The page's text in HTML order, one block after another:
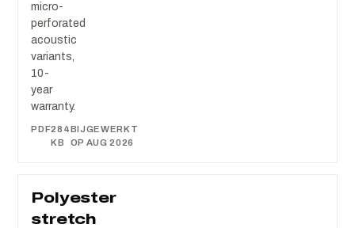
micro-
perforated
acoustic
variants,
10-
year
warranty.
PDF284
KB
BIJGEWERKT
OP AUG 2026
Polyester
stretch